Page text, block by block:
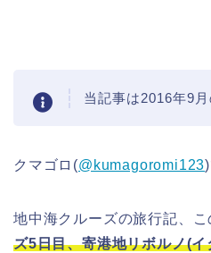
当記事は2016年9月
クマゴロ(@kumagoromi123
地中海クルーズの旅行記、
ズ5日目、寄港地リボルノ(